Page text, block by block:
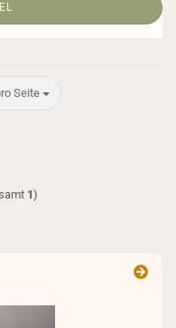
Seite
1)